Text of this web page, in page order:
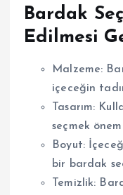
Bardak
Edilmesi
Malzeme:
içeceğin
Tasarım:
seçmek
Boyut:
bir bardak
Temizlik: